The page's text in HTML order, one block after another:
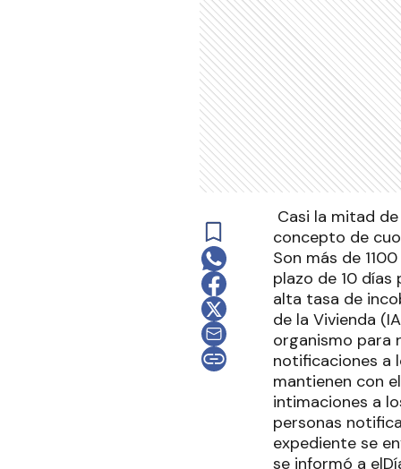
Casi la mitad
concepto de
Son más de
plazo de 10
alta tasa de
de la Vivienda
organismo para
notificaciones a
mantienen con
intimaciones a
personas
expediente se
se informó a